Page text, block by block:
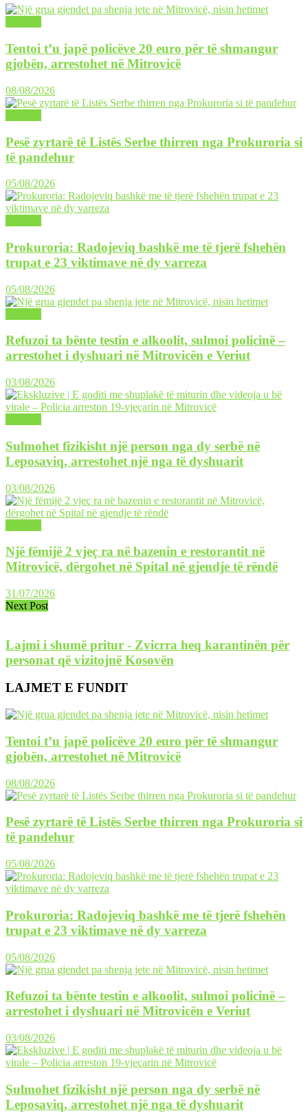
Tentoi t’u japë policëve 20 euro për të shmangur
gjobën, arrestohet në Mitrovicë
08/08/2026
Pesë zyrtarë të Listës Serbe thirren nga Prokuroria si
të pandehur
05/08/2026
Prokuroria: Radojeviq bashkë me të tjerë fshehën
trupat e 23 viktimave në dy varreza
05/08/2026
Refuzoi ta bënte testin e alkoolit, sulmoi policinë –
arrestohet i dyshuari në Mitrovicën e Veriut
03/08/2026
Sulmohet fizikisht një person nga dy serbë në
Leposaviq, arrestohet një nga të dyshuarit
03/08/2026
Një fëmijë 2 vjeç ra në bazenin e restorantit në
Mitrovicë, dërgohet në Spital në gjendje të rëndë
31/07/2026
Next Post
Lajmi i shumë pritur - Zvicrra heq karantinën për
personat që vizitojnë Kosovën
LAJMET E FUNDIT
Tentoi t’u japë policëve 20 euro për të shmangur
gjobën, arrestohet në Mitrovicë
08/08/2026
Pesë zyrtarë të Listës Serbe thirren nga Prokuroria si
të pandehur
05/08/2026
Prokuroria: Radojeviq bashkë me të tjerë fshehën
trupat e 23 viktimave në dy varreza
05/08/2026
Refuzoi ta bënte testin e alkoolit, sulmoi policinë –
arrestohet i dyshuari në Mitrovicën e Veriut
03/08/2026
Sulmohet fizikisht një person nga dy serbë në
Leposaviq, arrestohet një nga të dyshuarit